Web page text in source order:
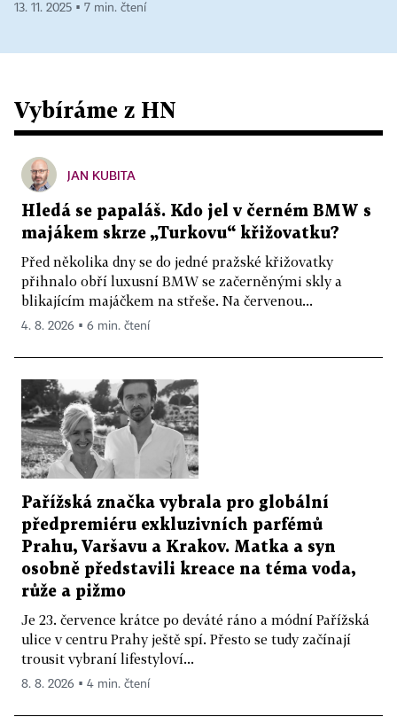
13. 11. 2025 ▪ 7 min. čtení
Vybíráme z HN
JAN KUBITA
Hledá se papaláš. Kdo jel v černém BMW s
majákem skrze „Turkovu“ křižovatku?
Před několika dny se do jedné pražské křižovatky
přihnalo obří luxusní BMW se začerněnými skly a
blikajícím majáčkem na střeše. Na červenou...
4. 8. 2026 ▪ 6 min. čtení
Pařížská značka vybrala pro globální
předpremiéru exkluzivních parfémů
Prahu, Varšavu a Krakov. Matka a syn
osobně představili kreace na téma voda,
růže a pižmo
Je 23. července krátce po deváté ráno a módní Pařížská
ulice v centru Prahy ještě spí. Přesto se tudy začínají
trousit vybraní lifestyloví...
8. 8. 2026 ▪ 4 min. čtení